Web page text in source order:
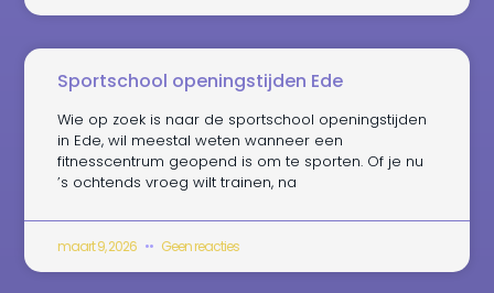
Sportschool openingstijden Ede
Wie op zoek is naar de sportschool openingstijden
in Ede, wil meestal weten wanneer een
fitnesscentrum geopend is om te sporten. Of je nu
’s ochtends vroeg wilt trainen, na
maart 9, 2026 Geen reacties